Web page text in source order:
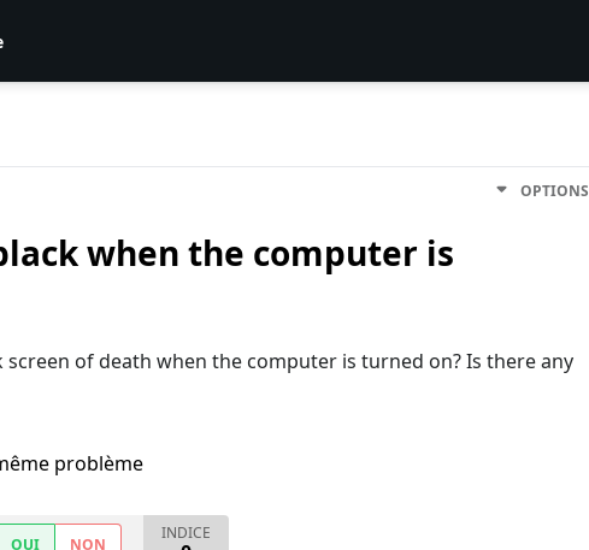
OPTIONS
when the computer is
of death when the computer is turned on? Is there any
problème
OUI NON
INDICE